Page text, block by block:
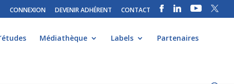
CONNEXION DEVENIR ADHÉRENT CONTACT
Médiathèque Labels Partenaires